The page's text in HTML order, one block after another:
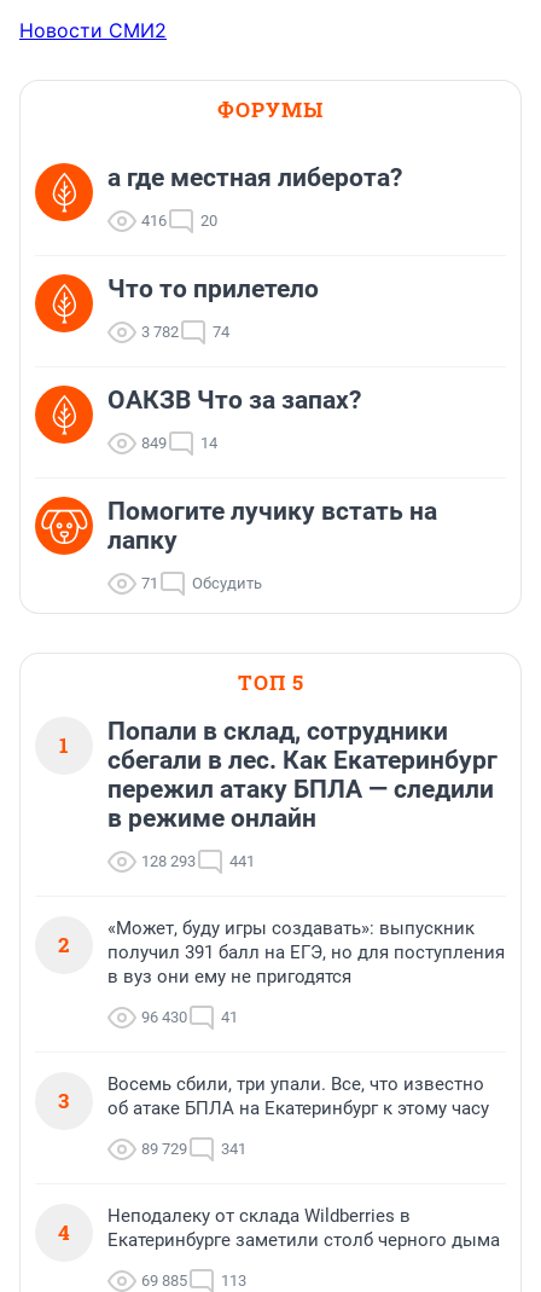
Новости СМИ2
ФОРУМЫ
а где местная либерота?
416 20
Что то прилетело
3 782 74
ОАКЗВ Что за запах?
849 14
Помогите лучику встать на
лапку
71 Обсудить
ТОП 5
1
Попали в склад, сотрудники
сбегали в лес. Как Екатеринбург
пережил атаку БПЛА — следили
в режиме онлайн
128 293 441
2
«Может, буду игры создавать»: выпускник
получил 391 балл на ЕГЭ, но для поступления
в вуз они ему не пригодятся
96 430 41
3
Восемь сбили, три упали. Все, что известно
об атаке БПЛА на Екатеринбург к этому часу
89 729 341
4
Неподалеку от склада Wildberries в
Екатеринбурге заметили столб черного дыма
69 885 113